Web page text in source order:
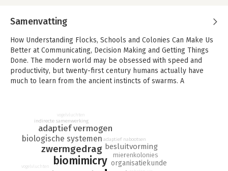
Samenvatting
How Understanding Flocks, Schools and Colonies Can Make Us
Better at Communicating, Decision Making and Getting Things
Done. The modern world may be obsessed with speed and
productivity, but twenty-first century humans actually have
much to learn from the ancient instincts of swarms. A
understanding of the real experts on solving our own complex
problems relating to such topics as business, politics, and
technology.
Based on extensive globe-trotting research, this lively tour
biomimicry
zwermgedrag
biologische systemen
adaptief vermogen
besluitvorming
organisatiekunde
mierenkolonies
indirecte samenwerking
adaptief nabootsen
vogelvluchten
vogelvluchten